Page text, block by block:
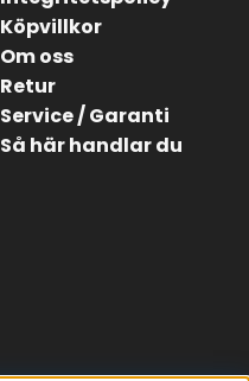
Köpvillkor
Om oss
Retur
Service / Garanti
Så här handlar du